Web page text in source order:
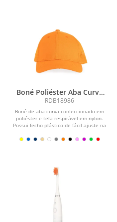
Boné Poliéster Aba Curva
com Tela
RDB18986
Boné de aba curva confeccionado em
poliéster e tela respirável em nylon.
Possui fecho plástico de fácil ajuste na